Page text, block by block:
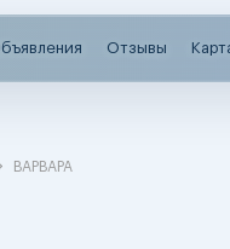
Отзывы
ВАРВАРА